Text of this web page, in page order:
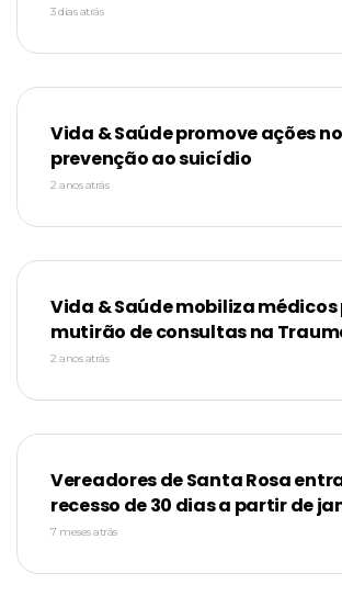
3 dias atrás
Vida & Saúde promove ações
prevenção ao suicídio
2 anos atrás
Vida & Saúde mobiliza
mutirão de consultas na
2 anos atrás
Vereadores de Santa Rosa
recesso de 30 dias a partir de
7 meses atrás